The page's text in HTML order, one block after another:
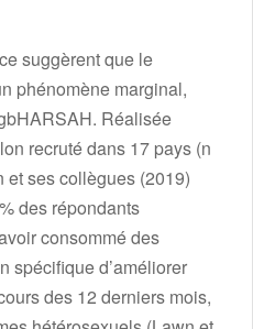
suggèrent que le
phénomène marginal,
Réalisée
recruté dans 17 pays (n
et ses collègues (2019)
des répondants
consommé des
spécifique d’améliorer
des 12 derniers mois,